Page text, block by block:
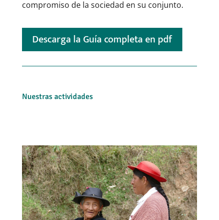
compromiso de la sociedad en su conjunto.
Descarga la Guía completa en pdf
Nuestras actividades